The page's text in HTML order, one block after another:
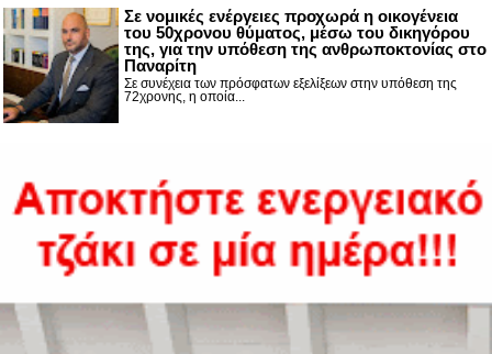
Σε νομικές ενέργειες προχωρά η οικογένεια
του 50χρονου θύματος, μέσω του δικηγόρου
της, για την υπόθεση της ανθρωποκτονίας στο
Παναρίτη
Σε συνέχεια των πρόσφατων εξελίξεων στην υπόθεση της
72χρονης, η οποία...